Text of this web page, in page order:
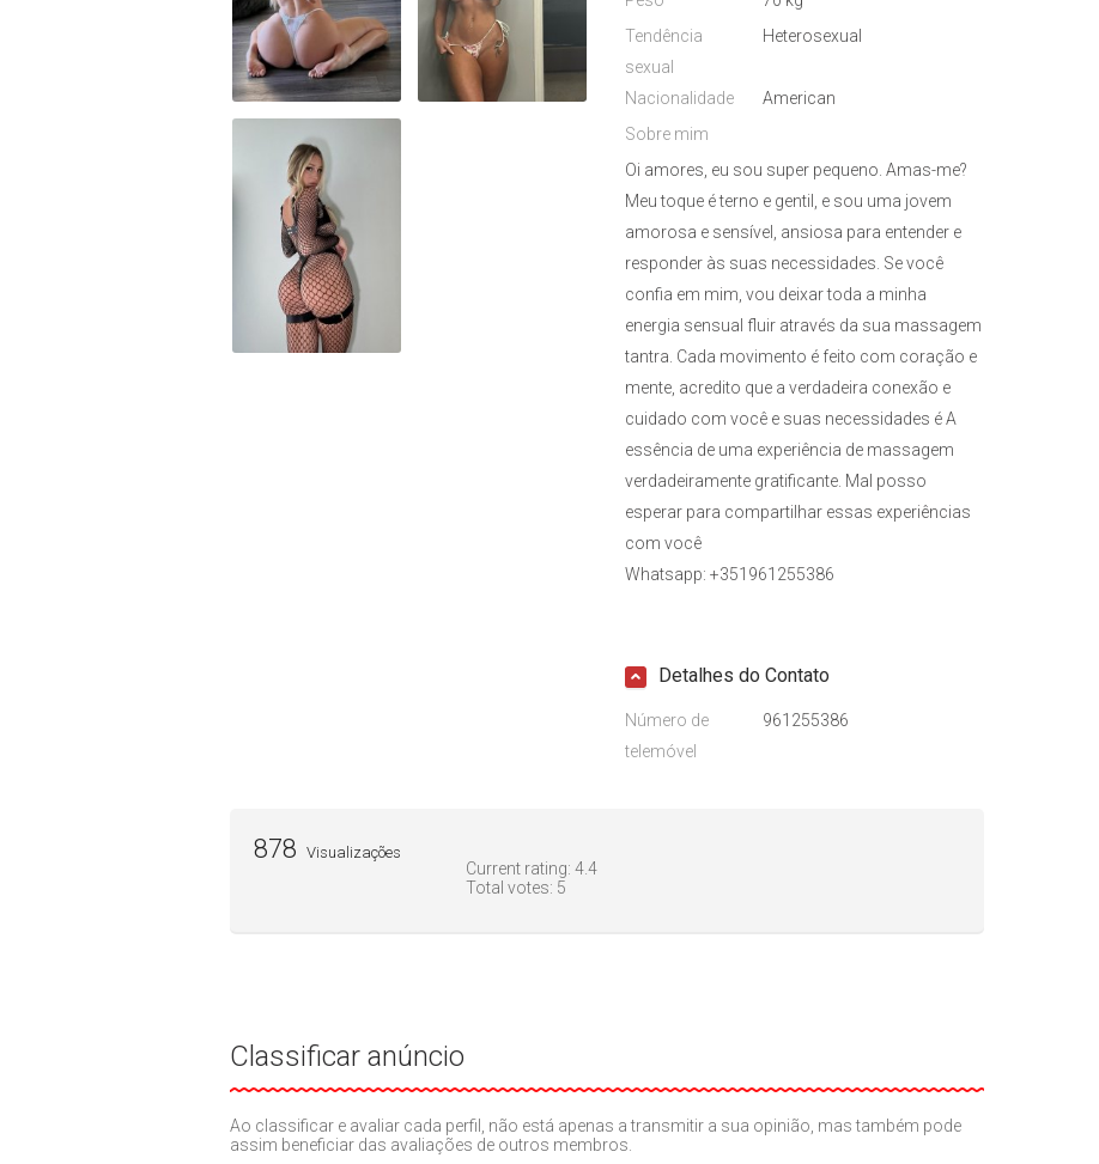
Tendência
sexual
Heterosexual
Nacionalidade
American
Sobre mim
Oi amores, eu sou super pequeno. Amas-me?
Meu toque é terno e gentil, e sou uma jovem
amorosa e sensível, ansiosa para entender e
responder às suas necessidades. Se você
confia em mim, vou deixar toda a minha
energia sensual fluir através da sua massagem
tantra. Cada movimento é feito com coração e
mente, acredito que a verdadeira conexão e
cuidado com você e suas necessidades é A
essência de uma experiência de massagem
verdadeiramente gratificante. Mal posso
esperar para compartilhar essas experiências
com você
Whatsapp: +351961255386
Detalhes do Contato
Número de
telemóvel
961255386
Current rating: 4.4
Total votes: 5
878 Visualizações
Classificar anúncio
Ao classificar e avaliar cada perfil, não está apenas a transmitir a sua opinião, mas também pode
assim beneficiar das avaliações de outros membros.